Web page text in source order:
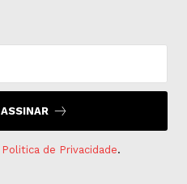
ASSINAR
Politica de Privacidade.